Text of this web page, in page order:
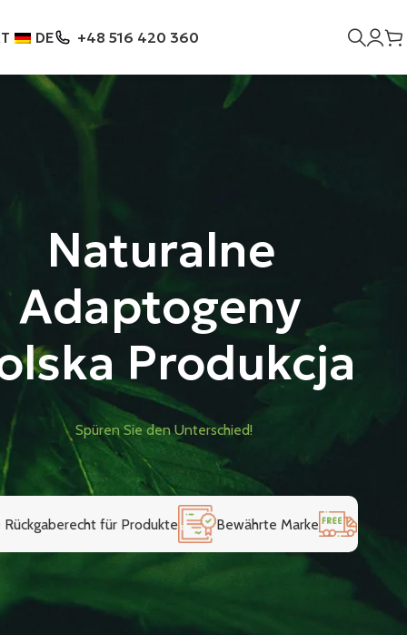
DE +48 516 420 360
Naturalne
Adaptogeny
Produkcja
Spüren Sie den Unterschied!
für Produkte Bewährte Marke Kostenlose Lieferung